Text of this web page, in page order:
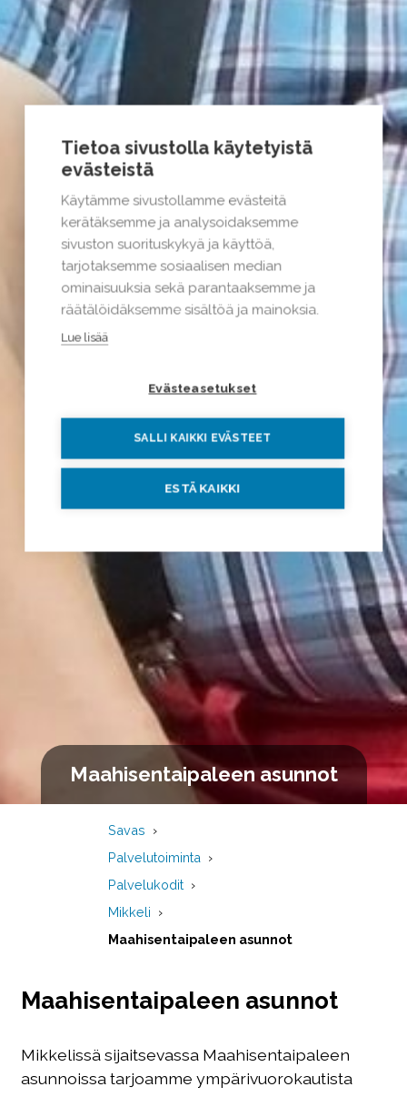
Maahisentaipaleen asunnot
Savas
Palvelutoiminta
Palvelukodit
Mikkeli
Maahisentaipaleen asunnot
Maahisentaipaleen asunnot
Mikkelissä sijaitsevassa Maahisentaipaleen
asunnoissa tarjoamme ympärivuorokautista
Tietoa sivustolla käytetyistä
evästeistä
Käytämme sivustollamme evästeitä
kerätäksemme ja analysoidaksemme
sivuston suorituskykyä ja käyttöä,
tarjotaksemme sosiaalisen median
ominaisuuksia sekä parantaaksemme ja
räätälöidäksemme sisältöä ja mainoksia.
Lue lisää
Evästeasetukset
SALLI KAIKKI EVÄSTEET
ESTÄ KAIKKI